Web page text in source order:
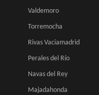
Valdemoro
Torremocha
Rivas Vaciamadrid
Perales del Río
Navas del Rey
Majadahonda